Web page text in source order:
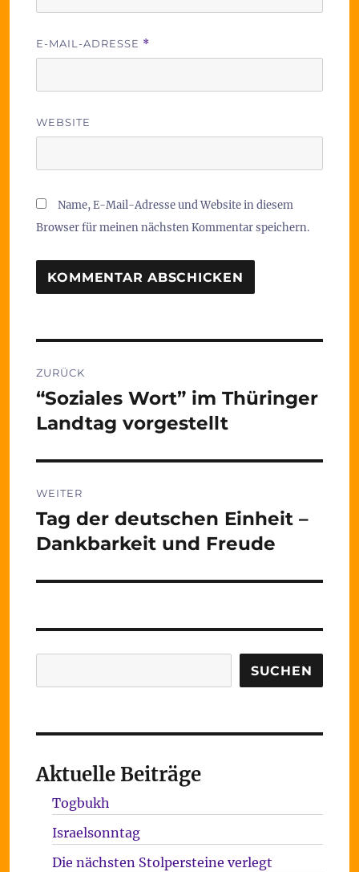
E-MAIL-ADRESSE *
WEBSITE
Name, E-Mail-Adresse und Website in diesem
Browser für meinen nächsten Kommentar speichern.
ZURÜCK
Vorheriger
Beitrag:
“Soziales Wort” im Thüringer
Landtag vorgestellt
WEITER
Nächster
Beitrag:
Tag der deutschen Einheit –
Dankbarkeit und Freude
SUCHEN
Aktuelle Beiträge
Togbukh
Israelsonntag
Die nächsten Stolpersteine verlegt